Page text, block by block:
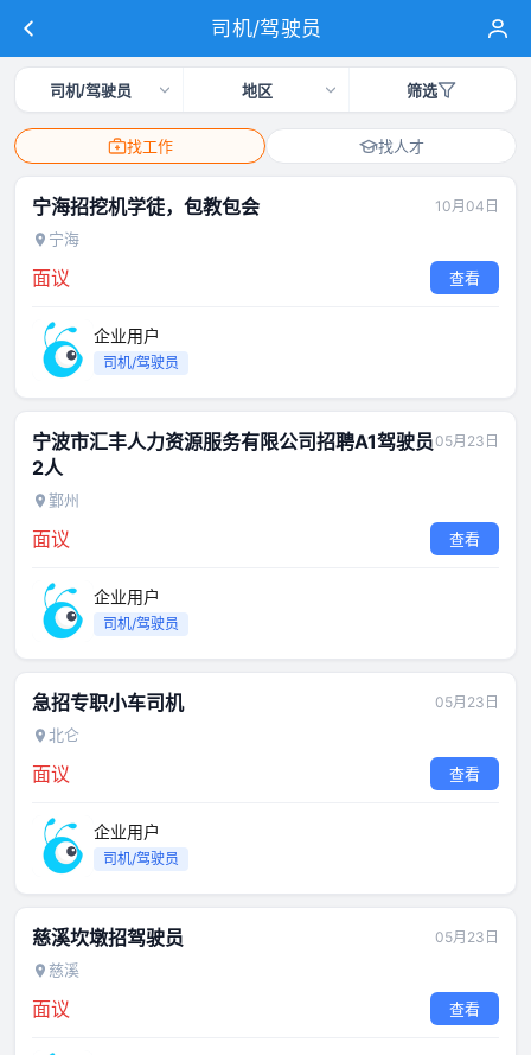
司机/驾驶员
司机/驾驶员 地区 筛选
找工作 找人才
宁海招挖机学徒，包教包会 10月04日
宁海
面议 查看
企业用户
司机/驾驶员
宁波市汇丰人力资源服务有限公司招聘A1驾驶员
2人
05月23日
鄞州
面议 查看
企业用户
司机/驾驶员
急招专职小车司机 05月23日
北仑
面议 查看
企业用户
司机/驾驶员
慈溪坎墩招驾驶员 05月23日
慈溪
面议 查看